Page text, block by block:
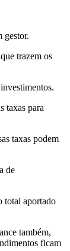
gestor.
trazem os
taxas para
taxas podem
de
total aportado
também,
ficam